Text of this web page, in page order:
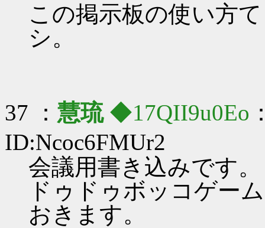
この掲示板の使い方
シ。
37 ： 慧琉◆17QII9u0Eo
ID:Ncoc6FMUr2
会議用書き込みです。
ドゥドゥボッコゲー
おきます。